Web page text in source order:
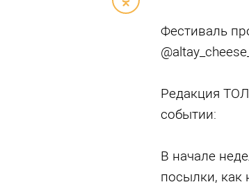
Фестиваль
Редакция
событии:
В начале
посылки, как